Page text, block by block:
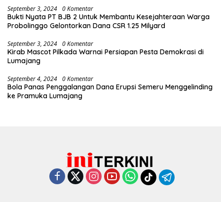
September 3, 2024 0 Komentar
Bukti Nyata PT BJB 2 Untuk Membantu Kesejahteraan Warga
Probolinggo Gelontorkan Dana CSR 1.25 Milyard
September 3, 2024 0 Komentar
Kirab Mascot Pilkada Warnai Persiapan Pesta Demokrasi di
Lumajang
September 4, 2024 0 Komentar
Bola Panas Penggalangan Dana Erupsi Semeru Menggelinding
ke Pramuka Lumajang